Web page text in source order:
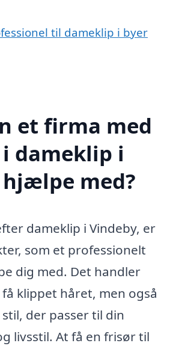
til dameklip i byer
et firma med
dameklip i
med?
dameklip i Vindeby, er
som et professionelt
dig med. Det handler
klippet håret, men også
der passer til din
livsstil. At få en frisør til